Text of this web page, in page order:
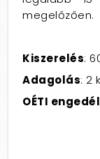
megelőzően.
Kiszerelés:
Adagolás: 2
OÉTI